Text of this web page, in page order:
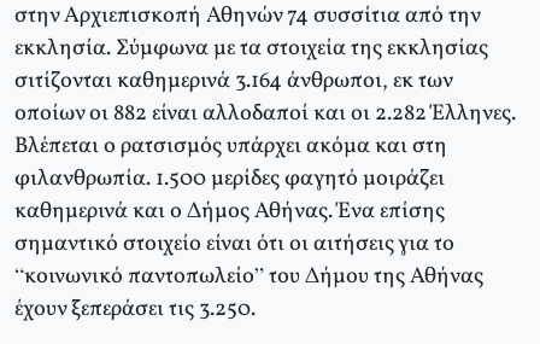
στην Αρχιεπισκοπή Αθηνών 74 συσσίτια από την
εκκλησία. Σύμφωνα με τα στοιχεία της εκκλησίας
σιτίζονται καθημερινά 3.164 άνθρωποι, εκ των
οποίων οι 882 είναι αλλοδαποί και οι 2.282 Έλληνες.
Βλέπεται ο ρατσισμός υπάρχει ακόμα και στη
φιλανθρωπία. 1.500 μερίδες φαγητό μοιράζει
καθημερινά και ο Δήμος Αθήνας. Ένα επίσης
σημαντικό στοιχείο είναι ότι οι αιτήσεις για το
“κοινωνικό παντοπωλείο” του Δήμου της Αθήνας
έχουν ξεπεράσει τις 3.250.